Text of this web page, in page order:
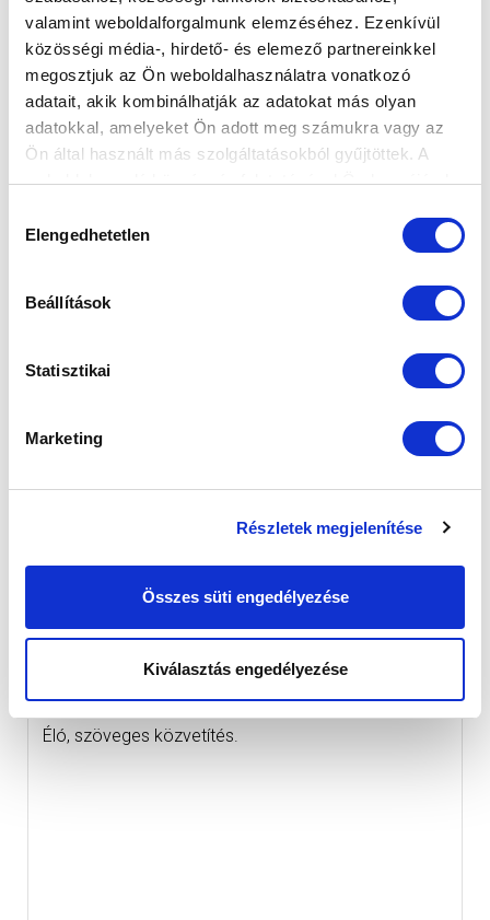
valamint weboldalforgalmunk elemzéséhez. Ezenkívül
közösségi média-, hirdető- és elemező partnereinkkel
megosztjuk az Ön weboldalhasználatra vonatkozó
adatait, akik kombinálhatják az adatokat más olyan
adatokkal, amelyeket Ön adott meg számukra vagy az
Ön által használt más szolgáltatásokból gyűjtöttek. A
weboldalon való böngészés folytatásával Ön hozzájárul a
kiválasztása
Elengedhetetlen
Beállítások
Statisztikai
Marketing
Részletek megjelenítése
Összes süti engedélyezése
Kiválasztás engedélyezése
GÓL NÉLKÜLI DÖNTETLEN PAKSON
PAKSI FC-MTK BUDAPEST
Éló, szöveges közvetítés.